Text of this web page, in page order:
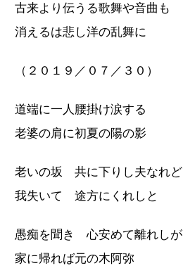
古来より伝うる歌舞や音曲も
消えるは悲し洋の乱舞に
（２０１９／０７／３０）
道端に一人腰掛け涙する
老婆の肩に初夏の陽の影
老いの坂 共に下りし夫なれど
我失いて 途方にくれしと
愚痴を聞き 心安めて離れしが
家に帰れば元の木阿弥